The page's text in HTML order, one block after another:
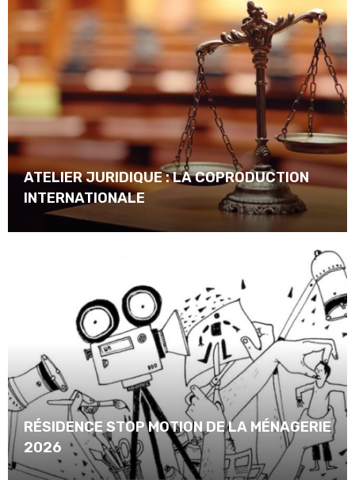
ATELIER JURIDIQUE : LA COPRODUCTION
INTERNATIONALE
RÉSIDENCE STOP MOTION DE LA MÉNAGERIE
2026